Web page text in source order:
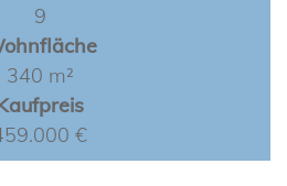
9
340 m²
€